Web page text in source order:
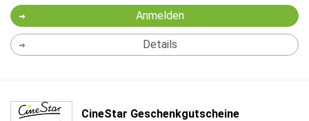
Anmelden
Details
CineStar Geschenkgutscheine